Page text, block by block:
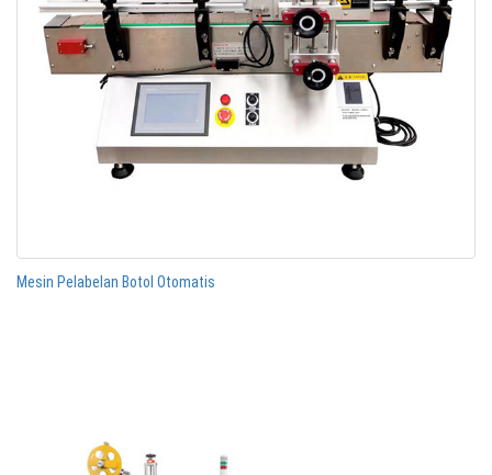
Mesin Pelabelan Botol Otomatis